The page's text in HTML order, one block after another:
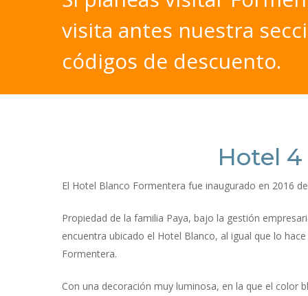
visita antes nuestra
códigos de descuento.
Hotel
El Hotel Blanco Formentera fue inaugurado en 2016
Propiedad de la familia Paya, bajo la gestión
encuentra ubicado el Hotel Blanco, al igual que lo
Formentera.
Con una decoración muy luminosa, en la que el color